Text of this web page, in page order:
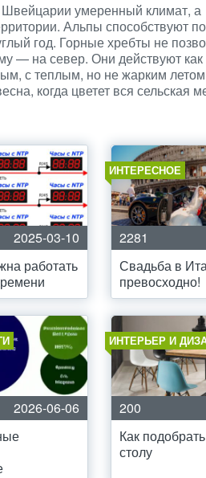
Швейцарии умеренный климат, а
Альпы способствуют
год. Горные хребты не
— на север. Они действуют как
с теплым, но не жарким
когда цветет вся сельская
2025-03-10
работать
ИНТЕРЕСНОЕ
2281
Свадьба в
превосходно!
2026-06-06
ИНТЕРЬЕР И
200
Как
столу